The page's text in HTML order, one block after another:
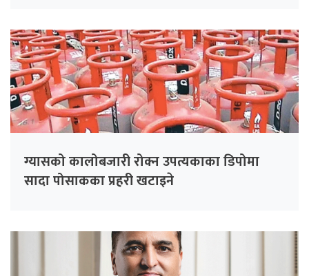
ग्यासको कालोबजारी रोक्न उपत्यकाका डिपोमा
सादा पोसाकका प्रहरी खटाइने